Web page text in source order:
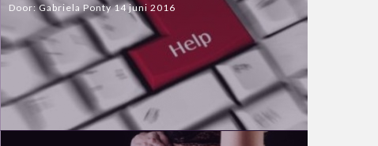
Door:Gabriela Ponty 14 juni 2016